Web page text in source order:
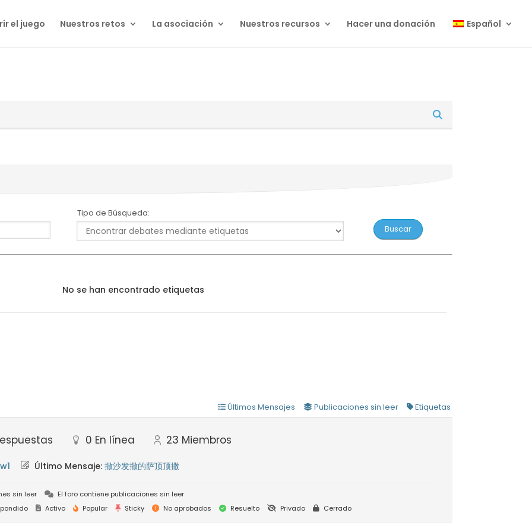
el juego Nuestros retos La asociación Nuestros recursos Hacer una donación Español
Tipo de Búsqueda:
No se han encontrado etiquetas
Últimos Mensajes Publicaciones sin leer Etiquetas
0 En línea 23 Miembros
Último Mensaje:撒沙发撒的萨顶顶撒
sin leer
El foro contiene publicaciones sin leer
Activo Popular Sticky No aprobados Resuelto Privado Cerrado